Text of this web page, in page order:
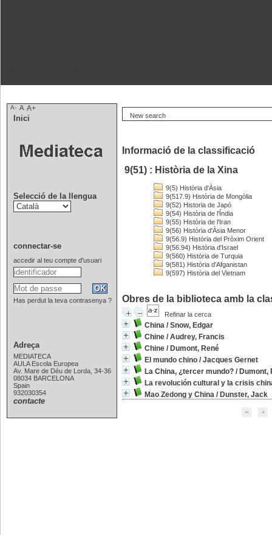
New search
Informació de la classificació
9(51) : Història de la Xina
9(5) Història d'Àsia
9(517.9) Història de Mongòlia
9(52) Historia de Japó
9(54) Història de l'Índia
9(55) Història de l'Iran
9(56) Història d'Àsia Menor
9(56.9) Història del Pròxim Orient
9(56.94) Història d'Israel
9(560) Història de Turquia
9(581) Història d'Afganistan
9(597) Història del Vietnam
Obres de la biblioteca amb la
Refinar la cerca
China /Snow, Edgar
Chine /Audrey, Francis
Chine / Dumont, René
El mundo chino /Jacques Gernet
La China, ¿tercer mundo? / Dumont,
La revolución cultural y la crisis
Mao Zedong y China / Dunster, Jack
A- A A+
Inici
Selecció de la llengua
connectar-se
accedir al teu compte d'usuari
Has perdut la teva contrasenya ?
Adreça
MEDIATECA
AULA Escola Europea
Av. Mare de Déu de Lorda, 34-36
08034 BARCELONA
Spain
932030354
contacte